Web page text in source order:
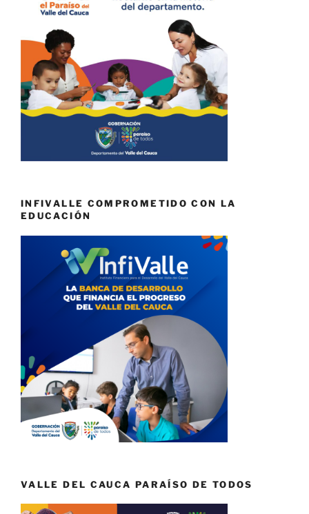
INFIVALLE COMPROMETIDO CON LA
EDUCACIÓN
VALLE DEL CAUCA PARAÍSO DE TODOS